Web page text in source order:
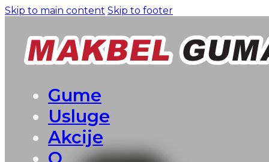
Skip to main content Skip to footer
Gume
Usluge
Akcije